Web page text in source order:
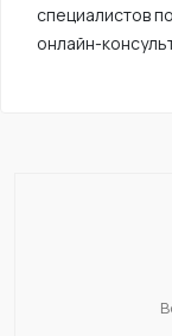
специалистов
онлайн-